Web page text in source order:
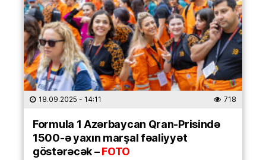
18.09.2025 - 14:11 718
Formula 1 Azərbaycan Qran-Prisində
1500-ə yaxın marşal fəaliyyət
göstərəcək –FOTO